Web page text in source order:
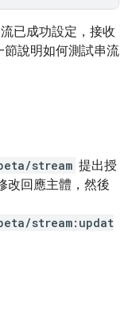
已成功設定，接收
說明如何測試串流
stream 提出授
改回應主體，然後
stream:updat